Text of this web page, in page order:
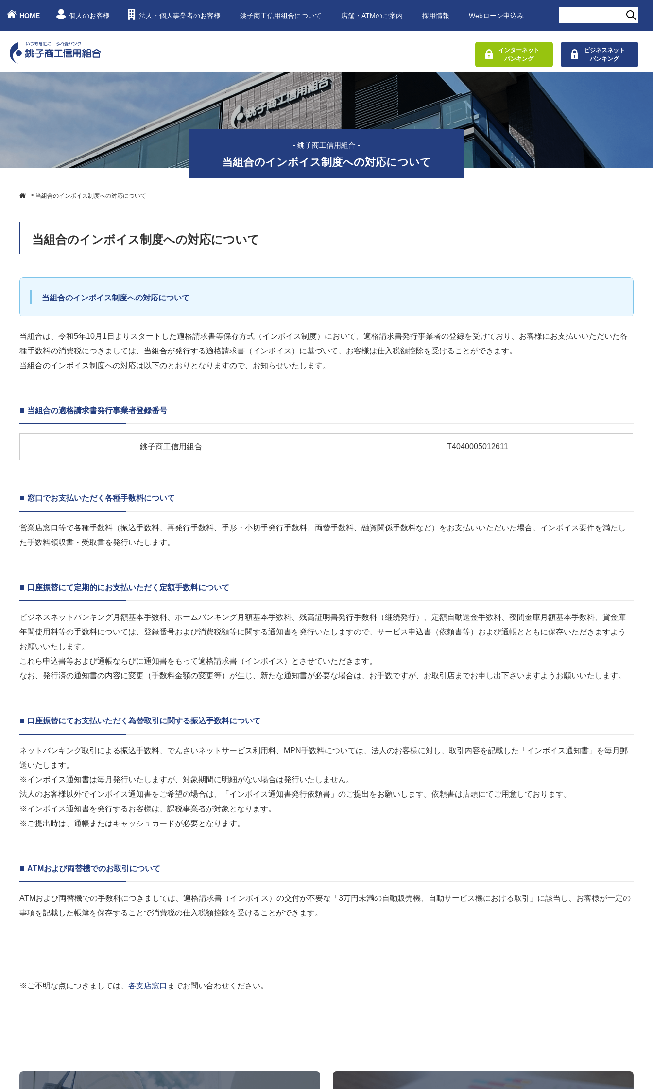
HOME 個人のお客様 法人・個人事業者のお客様 銚子商工信用組合について 店舗・ATMのご案内 採用情報 Webローン申込み
インターネット
バンキング
ビジネスネット
バンキング
- 銚子商工信用組合 -
当組合のインボイス制度への対応について
> 当組合のインボイス制度への対応について
当組合のインボイス制度への対応について
当組合のインボイス制度への対応について
当組合は、令和5年10月1日よりスタートした適格請求書等保存方式（インボイス制度）において、適格請求書発行事業者の登録を受けており、お客様にお支払いいただいた各
種手数料の消費税につきましては、当組合が発行する適格請求書（インボイス）に基づいて、お客様は仕入税額控除を受けることができます。
当組合のインボイス制度への対応は以下のとおりとなりますので、お知らせいたします。
■ 当組合の適格請求書発行事業者登録番号
銚子商工信用組合 T4040005012611
■ 窓口でお支払いただく各種手数料について
営業店窓口等で各種手数料（振込手数料、再発行手数料、手形・小切手発行手数料、両替手数料、融資関係手数料など）をお支払いいただいた場合、インボイス要件を満たし
た手数料領収書・受取書を発行いたします。
■ 口座振替にて定期的にお支払いただく定額手数料について
ビジネスネットバンキング月額基本手数料、ホームバンキング月額基本手数料、残高証明書発行手数料（継続発行）、定額自動送金手数料、夜間金庫月額基本手数料、貸金庫
年間使用料等の手数料については、登録番号および消費税額等に関する通知書を発行いたしますので、サービス申込書（依頼書等）および通帳とともに保存いただきますよう
お願いいたします。
これら申込書等および通帳ならびに通知書をもって適格請求書（インボイス）とさせていただきます。
なお、発行済の通知書の内容に変更（手数料金額の変更等）が生じ、新たな通知書が必要な場合は、お手数ですが、お取引店までお申し出下さいますようお願いいたします。
■ 口座振替にてお支払いただく為替取引に関する振込手数料について
ネットバンキング取引による振込手数料、でんさいネットサービス利用料、MPN手数料については、法人のお客様に対し、取引内容を記載した「インボイス通知書」を毎月郵
送いたします。
※インボイス通知書は毎月発行いたしますが、対象期間に明細がない場合は発行いたしません。
法人のお客様以外でインボイス通知書をご希望の場合は、「インボイス通知書発行依頼書」のご提出をお願いします。依頼書は店頭にてご用意しております。
※インボイス通知書を発行するお客様は、課税事業者が対象となります。
※ご提出時は、通帳またはキャッシュカードが必要となります。
■ ATMおよび両替機でのお取引について
ATMおよび両替機での手数料につきましては、適格請求書（インボイス）の交付が不要な「3万円未満の自動販売機、自動サービス機における取引」に該当し、お客様が一定の
事項を記載した帳簿を保存することで消費税の仕入税額控除を受けることができます。
※ご不明な点につきましては、各支店窓口 までお問い合わせください。